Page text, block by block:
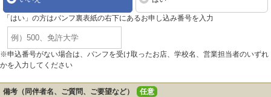
「はい」の方はパンフ裏表紙の右下にあるお申し込み番号を入力
※申込番号がない場合は、パンフを受け取ったお店、学校名、営業担当者のいずれ
かを入力してください
備考（同伴者名、ご質問、ご要望など） 任意